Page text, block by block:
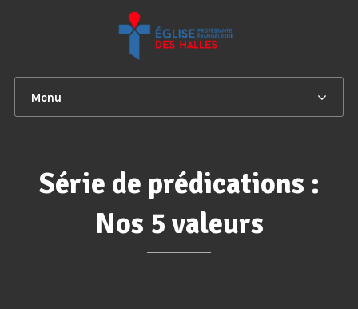
Menu
Série de prédications :
Nos 5 valeurs